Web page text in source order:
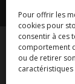
Pour offrir les
cookies pour
consentir à ces
comportement
ou de retirer